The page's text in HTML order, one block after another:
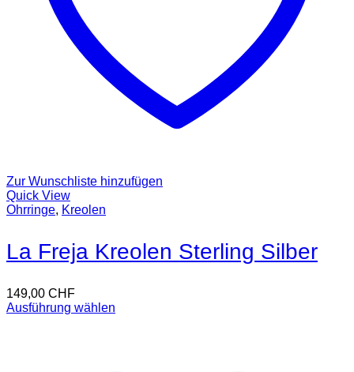
Zur Wunschliste hinzufügen
Quick View
Ohrringe, Kreolen
La Freja Kreolen Sterling Silber
149,00 CHF
Ausführung wählen